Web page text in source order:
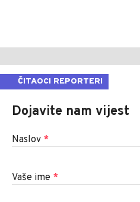
ČITAOCI REPORTERI
Dojavite nam vijest
Naslov *
Vaše ime *